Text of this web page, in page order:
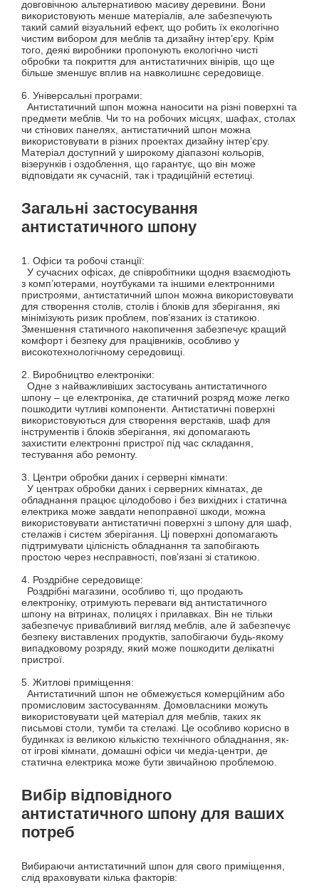
довговічною альтернативою масиву деревини. Вони
використовують менше матеріалів, але забезпечують
такий самий візуальний ефект, що робить їх екологічно
чистим вибором для меблів та дизайну інтер’єру. Крім
того, деякі виробники пропонують екологічно чисті
обробки та покриття для антистатичних вінірів, що ще
більше зменшує вплив на навколишнє середовище.
6. Універсальні програми:
Антистатичний шпон можна наносити на різні поверхні та
предмети меблів. Чи то на робочих місцях, шафах, столах
чи стінових панелях, антистатичний шпон можна
використовувати в різних проектах дизайну інтер’єру.
Матеріал доступний у широкому діапазоні кольорів,
візерунків і оздоблення, що гарантує, що він може
відповідати як сучасній, так і традиційній естетиці.
Загальні застосування
антистатичного шпону
1. Офіси та робочі станції:
У сучасних офісах, де співробітники щодня взаємодіють
з комп’ютерами, ноутбуками та іншими електронними
пристроями, антистатичний шпон можна використовувати
для створення столів, столів і блоків для зберігання, які
мінімізують ризик проблем, пов’язаних із статикою.
Зменшення статичного накопичення забезпечує кращий
комфорт і безпеку для працівників, особливо у
високотехнологічному середовищі.
2. Виробництво електроніки:
Одне з найважливіших застосувань антистатичного
шпону – це електроніка, де статичний розряд може легко
пошкодити чутливі компоненти. Антистатичні поверхні
використовуються для створення верстаків, шаф для
інструментів і блоків зберігання, які допомагають
захистити електронні пристрої під час складання,
тестування або ремонту.
3. Центри обробки даних і серверні кімнати:
У центрах обробки даних і серверних кімнатах, де
обладнання працює цілодобово і без вихідних і статична
електрика може завдати непоправної шкоди, можна
використовувати антистатичні поверхні з шпону для шаф,
стелажів і систем зберігання. Ці поверхні допомагають
підтримувати цілісність обладнання та запобігають
простою через несправності, пов’язані зі статикою.
4. Роздрібне середовище:
Роздрібні магазини, особливо ті, що продають
електроніку, отримують переваги від антистатичного
шпону на вітринах, полицях і прилавках. Він не тільки
забезпечує привабливий вигляд меблів, але й забезпечує
безпеку виставлених продуктів, запобігаючи будь-якому
випадковому розряду, який може пошкодити делікатні
пристрої.
5. Житлові приміщення:
Антистатичний шпон не обмежується комерційним або
промисловим застосуванням. Домовласники можуть
використовувати цей матеріал для меблів, таких як
письмові столи, тумби та стелажі. Це особливо корисно в
будинках із великою кількістю технічного обладнання, як-
от ігрові кімнати, домашні офіси чи медіа-центри, де
статична електрика може бути звичайною проблемою.
Вибір відповідного
антистатичного шпону для ваших
потреб
Вибираючи антистатичний шпон для свого приміщення,
слід враховувати кілька факторів: